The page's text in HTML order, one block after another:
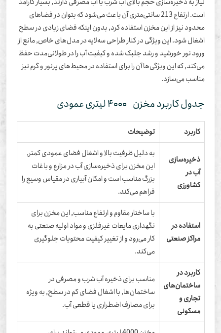
است. ارتفاع 213 سانتی‌متری آن باعث می‌شود که بتوان در فضاهای
نیز از این مخزن استفاده کرد, بدون اینکه فضای زیادی در سطح
شود. این ویژگی در کنار طراحی سه‌لایه در مدل‌های خاص, مانع از
نور خورشید و رشد جلبک شده و کیفیت آب را در طولانی‌مدت حفظ
که این ویژگی‌ها آن را برای استفاده در محیط‌های پرنور و گرم نیز
می‌سازد.
کاربرد مخزن 4000 لیتری عمودی
توضیحات
ذخیره‌سازی
کشاورزی
به دلیل ظرفیت بالا و اشغال فضای عمودی کمتر,
این مخزن برای ذخیره‌سازی آب در مزارع و باغات
بزرگ مناسب است و امکان آبیاری در مقیاس وسیع را
فراهم می‌کند.
استفاده در
مراکز صنعتی
با ساختار مقاوم و ارتفاع مناسب, این مخزن برای
نگهداری مایعات غیرفلزی و مواد اولیه صنعتی به
کار می‌رود و از تغییر کیفیت محتویات جلوگیری
می‌کند.
کاربرد در
ساختمان‌های
تجاری و
مسکونی
مناسب برای ذخیره آب شرب و مصرفی در
ساختمان‌ها, با اشغال فضای کم در سطح, به ویژه
برای مصارف اضطراری یا قطعی آب.